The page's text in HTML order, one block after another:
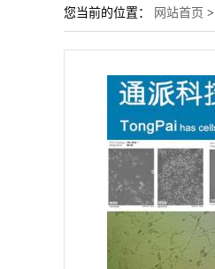
您当前的位置： 网站首页 >